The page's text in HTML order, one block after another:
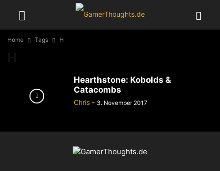
Home Tags H
Hearthstone: Kobolds &
Catacombs
Chris - 3. November 2017